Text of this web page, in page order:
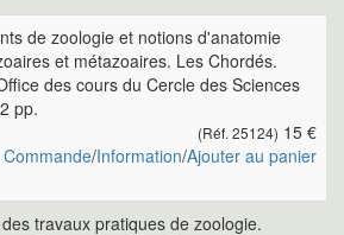
de zoologie et notions d'anatomie
et métazoaires. Les Chordés.
des cours du Cercle des Sciences
pp.
(Réf. 25124) 15 €
Commande/Information/Ajouter au panier
travaux pratiques de zoologie.